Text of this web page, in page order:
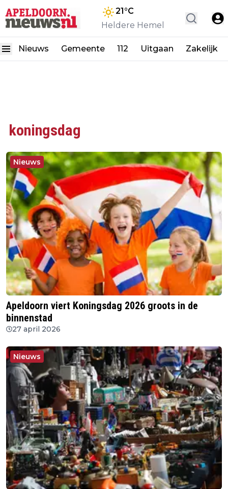
21°C
Heldere Hemel
Nieuws Gemeente 112 Uitgaan Zakelijk
koningsdag
Nieuws
Apeldoorn viert Koningsdag 2026 groots in de
binnenstad
27 april 2026
Nieuws